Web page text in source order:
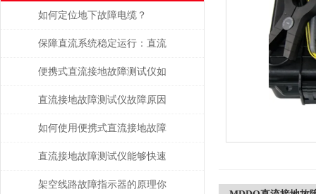
如何定位地下故障电缆？
保障直流系统稳定运行：直流
接地故障测试仪的运维应用价
值
便携式直流接地故障测试仪如
何避免误操作风险？
直流接地故障测试仪故障原因
分析
如何使用便携式直流接地故障
测试仪进行现场测试
直流接地故障测试仪能够快速
准确地定位故障点
架空线路故障指示器的原理你